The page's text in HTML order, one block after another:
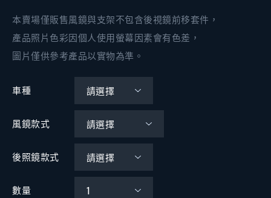
本賣場僅販售風鏡與支架不包含後視鏡前移套件，
產品照片色彩因個人使用螢幕因素會有色差，
圖片僅供參考產品以實物為準。
車種
風鏡款式
後照鏡款式
數量